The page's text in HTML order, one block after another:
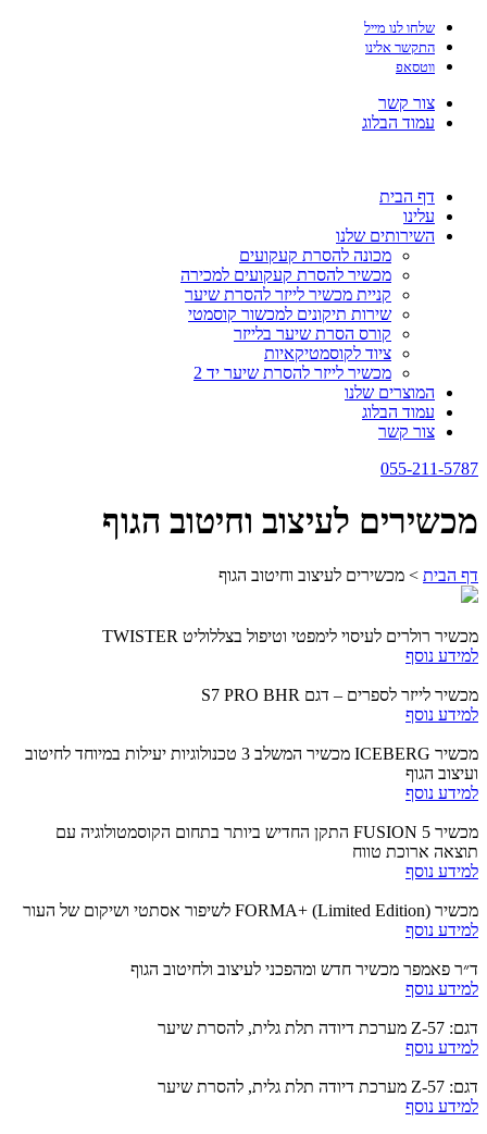
שלחו לנו מייל
התקשר אלינו
ווטסאפ
צור קשר
עמוד הבלוג
דף הבית
עלינו
השירותים שלנו
מכונה להסרת קעקועים
מכשיר להסרת קעקועים למכירה
קניית מכשיר לייזר להסרת שיער
שירות תיקונים למכשור קוסמטי
קורס הסרת שיער בלייזר
ציוד לקוסמטיקאיות
מכשיר לייזר להסרת שיער יד 2
המוצרים שלנו
עמוד הבלוג
צור קשר
055-211-5787
מכשירים לעיצוב וחיטוב הגוף
דף הבית > מכשירים לעיצוב וחיטוב הגוף
מכשיר רולרים לעיסוי לימפטי וטיפול בצללוליט TWISTER
למידע נוסף
מכשיר לייזר לספרים – דגם S7 PRO BHR
למידע נוסף
מכשיר ICEBERG מכשיר המשלב 3 טכנולוגיות יעילות במיוחד לחיטוב
ועיצוב הגוף
למידע נוסף
מכשיר FUSION 5 התקן החדיש ביותר בתחום הקוסמטולוגיה עם
תוצאה ארוכת טווח
למידע נוסף
מכשיר FORMA+ (Limited Edition) לשיפור אסתטי ושיקום של העור
למידע נוסף
ד״ר פאמפר מכשיר חדש ומהפכני לעיצוב ולחיטוב הגוף
למידע נוסף
דגם: 57-Z מערכת דיודה תלת גלית, להסרת שיער
למידע נוסף
דגם: 57-Z מערכת דיודה תלת גלית, להסרת שיער
למידע נוסף